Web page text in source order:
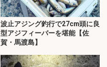
波止アジング釣行で27cm頭に良
型アジフィーバーを堪能【佐
賀・馬渡島】